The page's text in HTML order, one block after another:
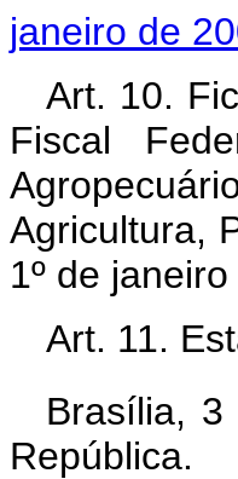
janeiro de
Art. 10.
Fiscal
Agricultura,
1º de
Art. 11.
Brasília,
República.